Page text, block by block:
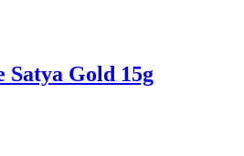
Satya Gold 15g